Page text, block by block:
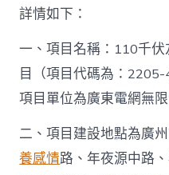
詳情如下：
一、項目名稱：110千
目（項目代碼為：
項目單位為廣東電網無
二、項目建設地點為廣
養感情路、年夜源中路